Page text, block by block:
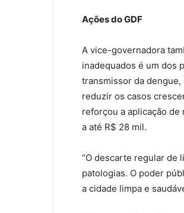
Ações do GDF
A vice-governadora
inadequados é um dos
transmissor da
reduzir os casos
reforçou a aplicação
a até R$ 28 mil.
“O descarte regular de
patologias. O poder
a cidade limpa e